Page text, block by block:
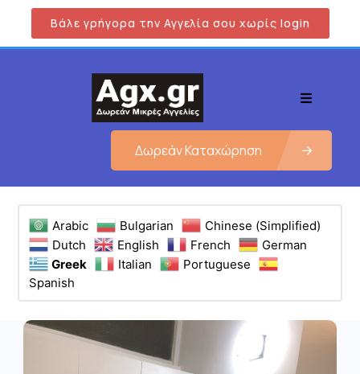
Βάλε γρήγορα την Αγγελία σου χωρίς login
Δωρεάν Καταχώρηση
Arabic Bulgarian
Chinese (Simplified)
Dutch
English French
German
Greek
Italian
Portuguese
Spanish